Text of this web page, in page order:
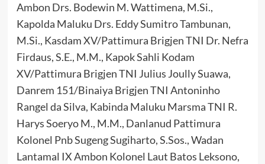
Ambon Drs. Bodewin M. Wattimena, M.Si.,
Kapolda Maluku Drs. Eddy Sumitro Tambunan,
M.Si., Kasdam XV/Pattimura Brigjen TNI Dr. Nefra
Firdaus, S.E., M.M., Kapok Sahli Kodam
XV/Pattimura Brigjen TNI Julius Joully Suawa,
Danrem 151/Binaiya Brigjen TNI Antoninho
Rangel da Silva, Kabinda Maluku Marsma TNI R.
Harys Soeryo M., M.M., Danlanud Pattimura
Kolonel Pnb Sugeng Sugiharto, S.Sos., Wadan
Lantamal IX Ambon Kolonel Laut Batos Leksono,